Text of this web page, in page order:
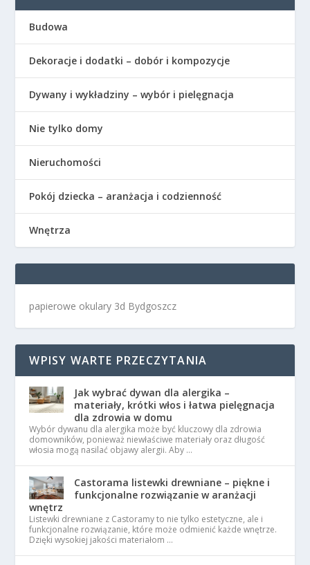
Budowa
Dekoracje i dodatki – dobór i kompozycje
Dywany i wykładziny – wybór i pielęgnacja
Nie tylko domy
Nieruchomości
Pokój dziecka – aranżacja i codzienność
Wnętrza
papierowe okulary 3d Bydgoszcz
WPISY WARTE PRZECZYTANIA
Jak wybrać dywan dla alergika –
materiały, krótki włos i łatwa pielęgnacja
dla zdrowia w domu
Wybór dywanu dla alergika może być kluczowy dla zdrowia
domowników, ponieważ niewłaściwe materiały oraz długość
włosia mogą nasilać objawy alergii. Aby …
Castorama listewki drewniane – piękne i
funkcjonalne rozwiązanie w aranżacji
wnętrz
Listewki drewniane z Castoramy to nie tylko estetyczne, ale i
funkcjonalne rozwiązanie, które może odmienić każde wnętrze.
Dzięki wysokiej jakości materiałom …